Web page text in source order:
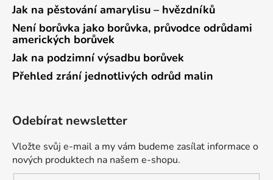
Jak na pěstování amarylisu – hvězdníků
Není borůvka jako borůvka, průvodce odrůdami
amerických borůvek
Jak na podzimní výsadbu borůvek
Přehled zrání jednotlivých odrůd malin
Odebírat newsletter
Vložte svůj e-mail a my vám budeme zasílat informace o
nových produktech na našem e-shopu.